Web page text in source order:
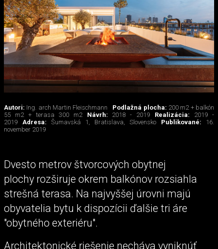
Autori: Ing. arch Martin Fleischmann Podlažná plocha: 200 m2 + balkón
55 m2 + terasa 300 m2
Návrh: 2018 - 2019 Realizácia: 2019 -
2019
Adresa: Šumavská 1, Bratislava, Slovensko Publikované: 16.
november 2019
Dvesto metrov štvorcových obytnej
plochy rozširuje okrem balkónov rozsiahla
strešná terasa. Na najvyššej úrovni majú
obyvatelia bytu k dispozícii ďalšie tri áre
"obytného exteriéru".
Architektonické riešenie necháva vyniknúť